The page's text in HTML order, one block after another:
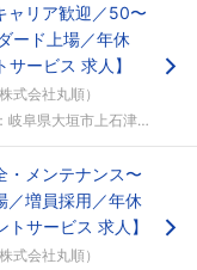
ャリア歓迎／50〜
ード上場／年休
ービス 求人】
式会社丸順）
大垣市上石津町乙坂1...
・メンテナンス〜
／増員採用／年休
サービス 求人】
式会社丸順）